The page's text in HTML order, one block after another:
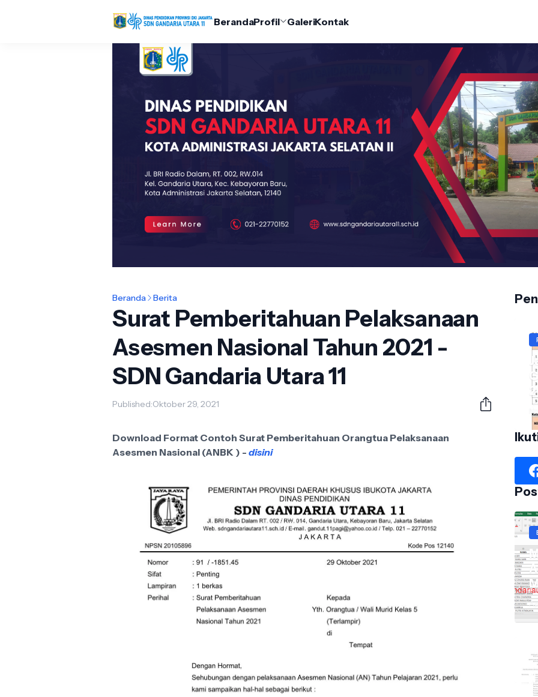
BerandaProfil GaleriKontak
Beranda Berita
Surat Pemberitahuan Pelaksanaan
Asesmen Nasional Tahun 2021 -
SDN Gandaria Utara 11
Published:Oktober 29, 2021
Download Format Contoh Surat Pemberitahuan Orangtua Pelaksanaan
Asesmen Nasional (ANBK ) - disini